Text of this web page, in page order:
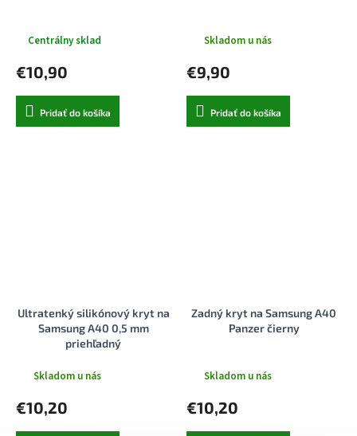
Centrálny sklad
€10,90
Pridať do košíka
Skladom u nás
€9,90
Pridať do košíka
Ultratenký silikónový kryt na
Samsung A40 0,5 mm
priehľadný
Skladom u nás
€10,20
Zadný kryt na Samsung A40
Panzer čierny
Skladom u nás
€10,20